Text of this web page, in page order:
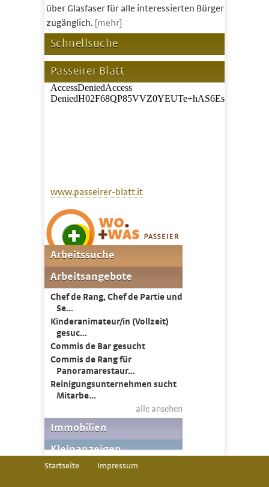
über Glasfaser für alle interessierten Bürger
zugänglich. [mehr]
Schnellsuche
Passeirer Blatt
www.passeirer-blatt.it
Startseite Impressum